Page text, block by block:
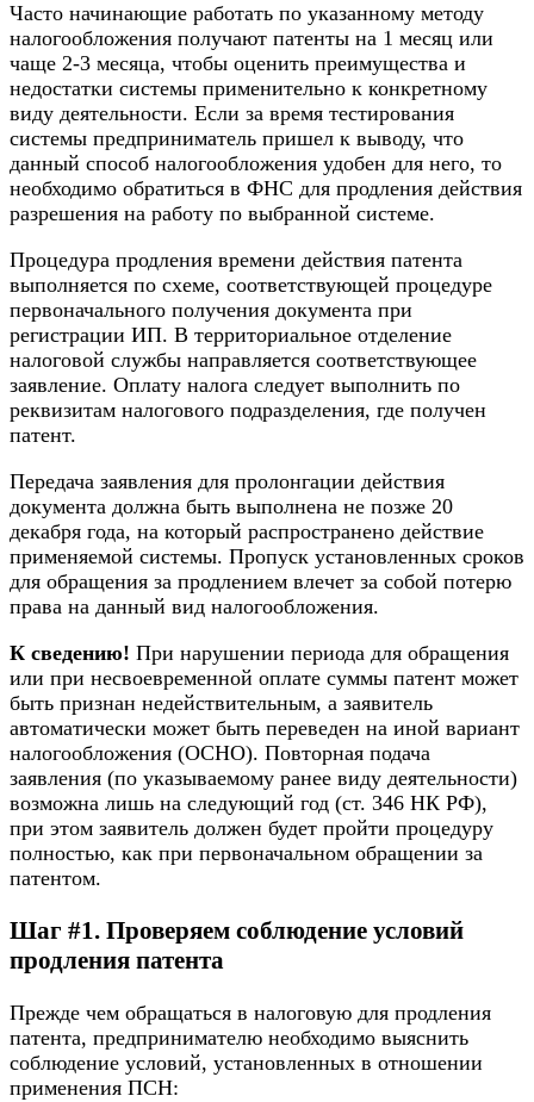
Часто начинающие работать по указанному методу
налогообложения получают патенты на 1 месяц или
чаще 2-3 месяца, чтобы оценить преимущества и
недостатки системы применительно к конкретному
виду деятельности. Если за время тестирования
системы предприниматель пришел к выводу, что
данный способ налогообложения удобен для него, то
необходимо обратиться в ФНС для продления действия
разрешения на работу по выбранной системе.
Процедура продления времени действия патента
выполняется по схеме, соответствующей процедуре
первоначального получения документа при
регистрации ИП. В территориальное отделение
налоговой службы направляется соответствующее
заявление. Оплату налога следует выполнить по
реквизитам налогового подразделения, где получен
патент.
Передача заявления для пролонгации действия
документа должна быть выполнена не позже 20
декабря года, на который распространено действие
применяемой системы. Пропуск установленных сроков
для обращения за продлением влечет за собой потерю
права на данный вид налогообложения.
К сведению! При нарушении периода для обращения
или при несвоевременной оплате суммы патент может
быть признан недействительным, а заявитель
автоматически может быть переведен на иной вариант
налогообложения (ОСНО). Повторная подача
заявления (по указываемому ранее виду деятельности)
возможна лишь на следующий год (ст. 346 НК РФ),
при этом заявитель должен будет пройти процедуру
полностью, как при первоначальном обращении за
патентом.
Шаг #1. Проверяем соблюдение условий
продления патента
Прежде чем обращаться в налоговую для продления
патента, предпринимателю необходимо выяснить
соблюдение условий, установленных в отношении
применения ПСН: